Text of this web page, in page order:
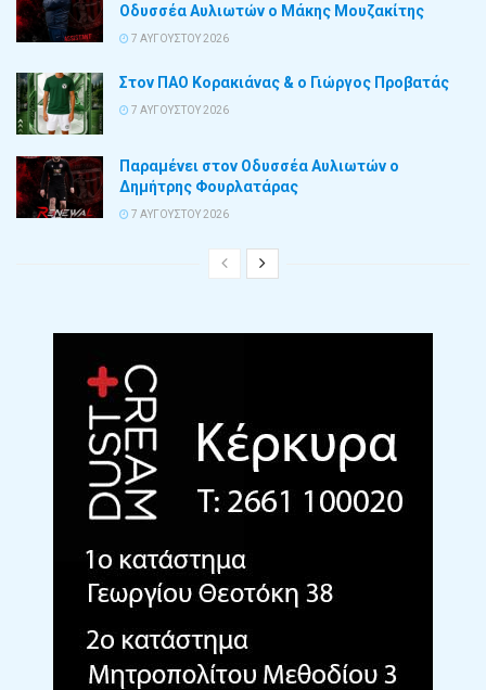
Οδυσσέα Αυλιωτών ο Μάκης Μουζακίτης
7 ΑΥΓΟΎΣΤΟΥ 2026
Στον ΠΑΟ Κορακιάνας & ο Γιώργος Προβατάς
7 ΑΥΓΟΎΣΤΟΥ 2026
Παραμένει στον Οδυσσέα Αυλιωτών ο
Δημήτρης Φουρλατάρας
7 ΑΥΓΟΎΣΤΟΥ 2026